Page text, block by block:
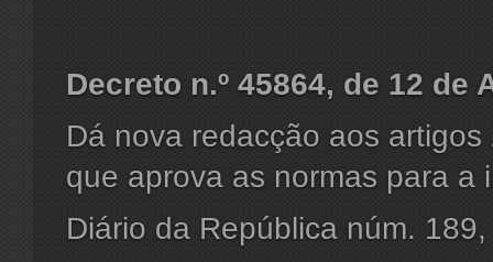
Decreto n.º 45864, de 12 de
Dá nova redacção aos artigos
que aprova as normas para a
Diário da República núm.